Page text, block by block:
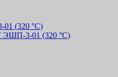
ЭШП‑3‑01 (320 °C)